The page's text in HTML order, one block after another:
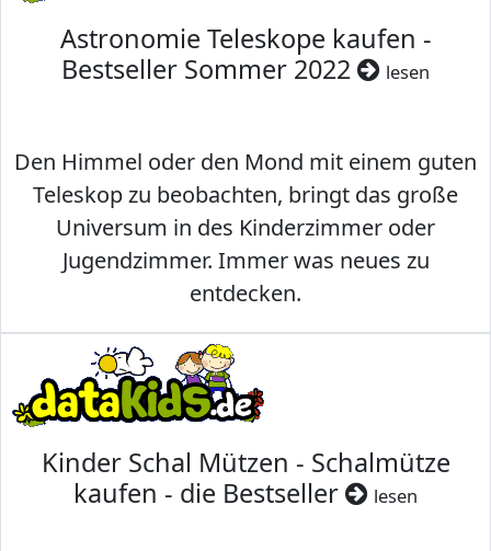
Astronomie Teleskope kaufen -
Bestseller Sommer 2022
lesen
Den Himmel oder den Mond mit einem guten
Teleskop zu beobachten, bringt das große
Universum in des Kinderzimmer oder
Jugendzimmer. Immer was neues zu
entdecken.
Kinder Schal Mützen - Schalmütze
kaufen - die Bestseller
lesen